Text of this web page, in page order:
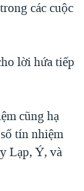
các cuộc
lời hứa tiếp
cũng hạ
tín nhiệm
Lạp, Ý, và